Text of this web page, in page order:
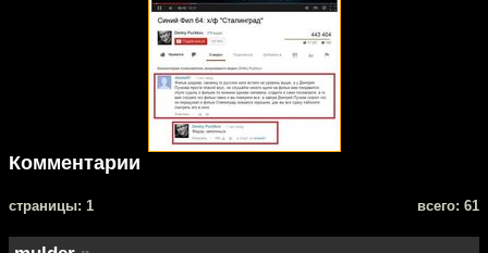
Комментарии
cтраницы: 1 всего: 61